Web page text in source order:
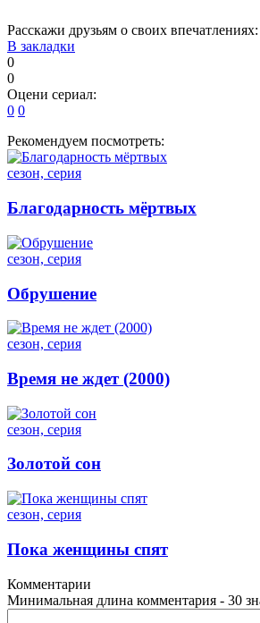
Расскажи друзьям о своих впечатлениях:
В закладки
0
0
Оцени сериал:
0 0
Рекомендуем посмотреть:
сезон, серия
Благодарность мёртвых
сезон, серия
Обрушение
сезон, серия
Время не ждет (2000)
сезон, серия
Золотой сон
сезон, серия
Пока женщины спят
Комментарии
Минимальная длина комментария - 30